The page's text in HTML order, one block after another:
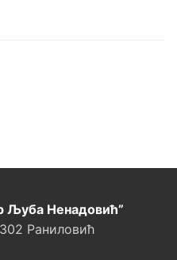
Љуба Ненадовић”
Раниловић